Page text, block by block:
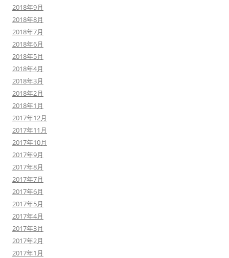
2018年9月
2018年8月
2018年7月
2018年6月
2018年5月
2018年4月
2018年3月
2018年2月
2018年1月
2017年12月
2017年11月
2017年10月
2017年9月
2017年8月
2017年7月
2017年6月
2017年5月
2017年4月
2017年3月
2017年2月
2017年1月